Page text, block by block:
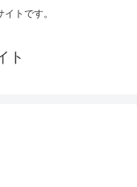
トです。
ト